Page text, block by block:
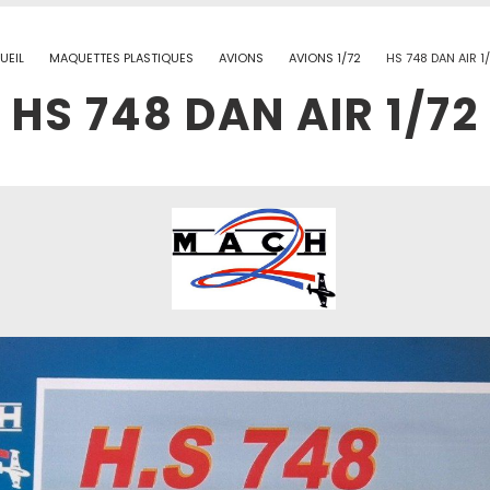
MAQUETTES PLASTIQUES AVIONS AVIONS 1/72 HS 748 DAN AIR
HS 748 DAN AIR 1/72